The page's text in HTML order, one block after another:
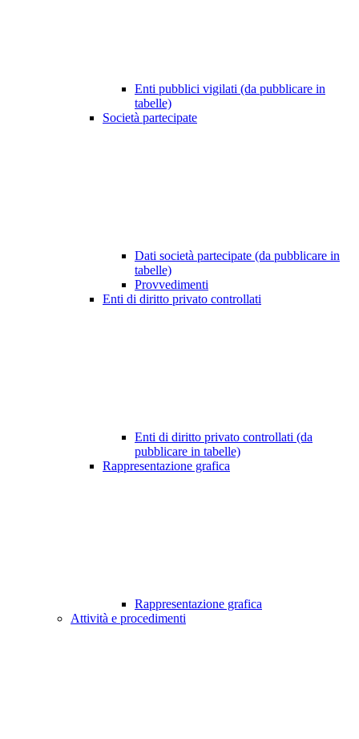
Enti pubblici vigilati (da pubblicare in
tabelle)
Società partecipate
Dati società partecipate (da pubblicare in
tabelle)
Provvedimenti
Enti di diritto privato controllati
Enti di diritto privato controllati (da
pubblicare in tabelle)
Rappresentazione grafica
Rappresentazione grafica
Attività e procedimenti